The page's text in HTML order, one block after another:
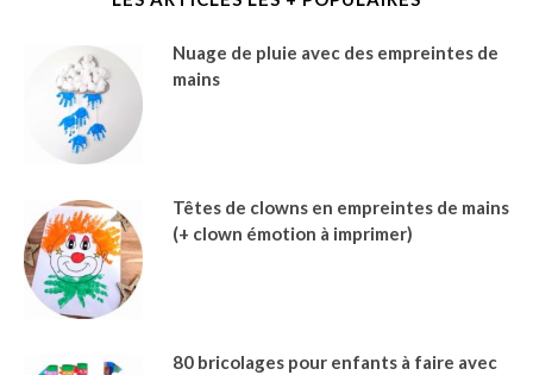
Nuage de pluie avec des empreintes de
mains
Têtes de clowns en empreintes de mains
(+ clown émotion à imprimer)
80 bricolages pour enfants à faire avec